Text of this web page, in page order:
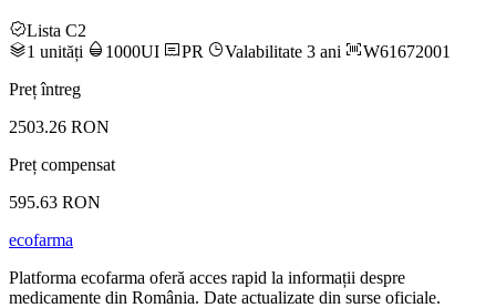
Lista C2
1 unități
1000UI PR Valabilitate 3 ani
W61672001
Preț întreg
2503.26 RON
Preț compensat
595.63 RON
ecofarma
Platforma ecofarma oferă acces rapid la informații despre
medicamente din România. Date actualizate din surse oficiale.